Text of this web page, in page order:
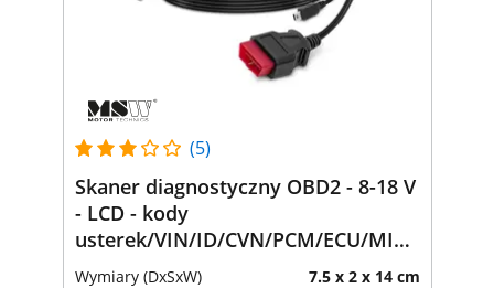
(5)
Skaner diagnostyczny OBD2 - 8-18 V
- LCD - kody
usterek/VIN/ID/CVN/PCM/ECU/MIL
itd.
Wymiary (DxSxW) 7.5 x 2 x 14 cm